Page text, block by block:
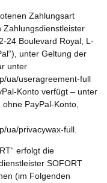
Zahlungsart
Zahlungsdienstleister
24 Boulevard Royal, L-
unter Geltung der
unter
ua/useragreement-full
Konto verfügt – unter
PayPal-Konto,
ua/privacywax-full.
erfolgt die
SOFORT
(im Folgenden